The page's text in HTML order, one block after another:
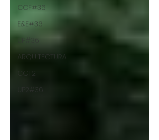
CCF#36
E&E#36
UP#36
ARQUITECTURA
CCF2
UP2#36